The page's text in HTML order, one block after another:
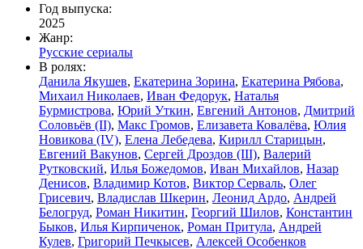
Год выпуска:
2025
Жанр:
Русские сериалы
В ролях:
Данила Якушев, Екатерина Зорина, Екатерина Рябова,
Михаил Николаев, Иван Федорук, Наталья
Бурмистрова, Юрий Уткин, Евгений Антонов, Дмитрий
Соловьёв (II), Макс Громов, Елизавета Ковалёва, Юлия
Новикова (IV), Елена Лебедева, Кирилл Старицын,
Евгений Вакунов, Сергей Дроздов (III), Валерий
Рутковский, Илья Божедомов, Иван Михайлов, Назар
Денисов, Владимир Котов, Виктор Серваль, Олег
Грисевич, Владислав Шкерин, Леонид Ардо, Андрей
Белогруд, Роман Никитин, Георгий Шилов, Константин
Быков, Илья Кирпиченок, Роман Притула, Андрей
Кулев, Григорий Печкысев, Алексей Особенков